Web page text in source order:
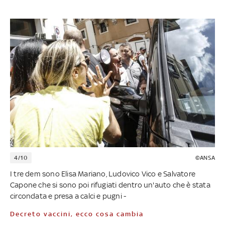
4/10 ©ANSA
I tre dem sono Elisa Mariano, Ludovico Vico e Salvatore
Capone che si sono poi rifugiati dentro un'auto che è stata
circondata e presa a calci e pugni -
Decreto vaccini, ecco cosa cambia